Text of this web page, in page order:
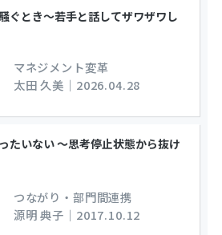
ぐとき～若手と話してザワザワし
マネジメント変革
太田 久美 ｜ 2026.04.28
たいない ～思考停止状態から抜け
つながり・部門間連携
源明 典子 ｜ 2017.10.12